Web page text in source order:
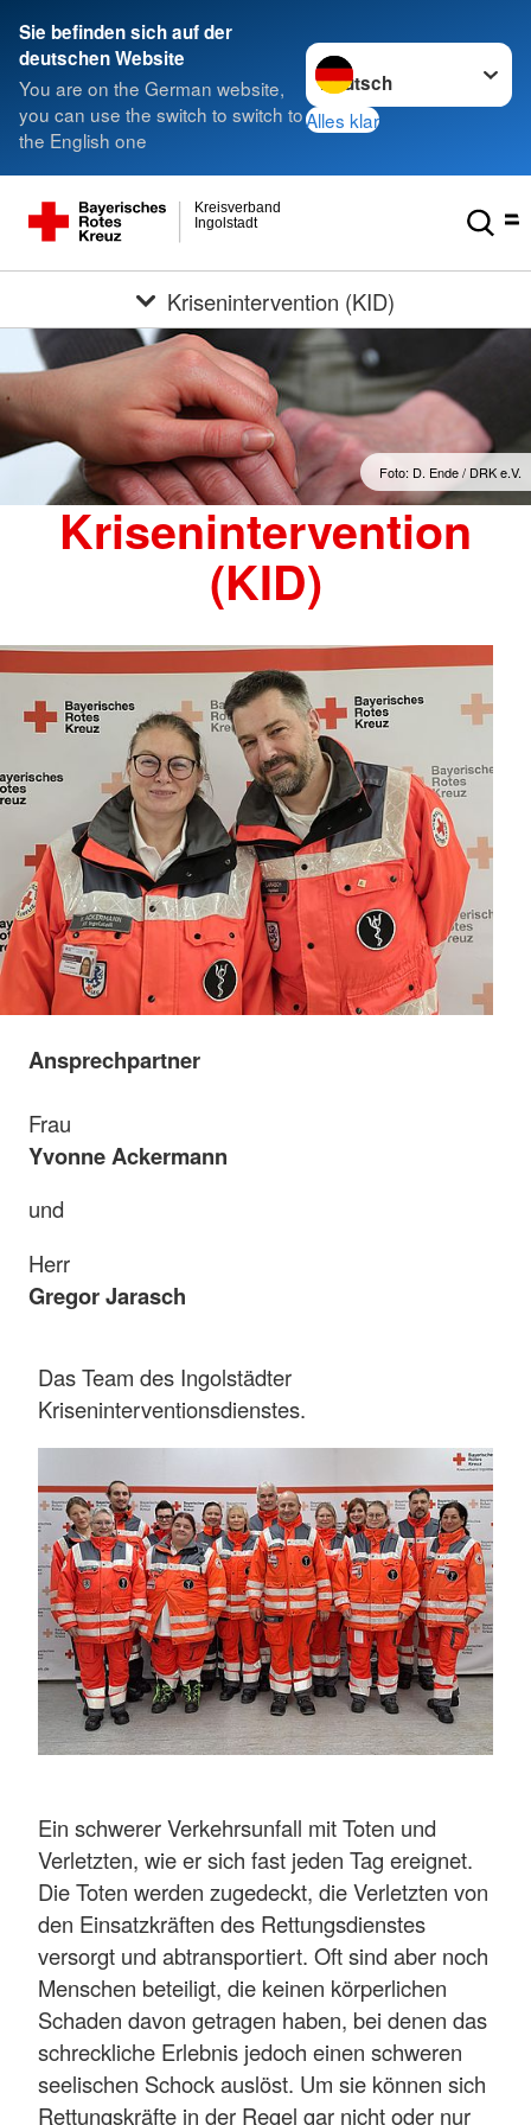
Sie befinden sich auf der
deutschen Website
You are on the German website,
you can use the switch to switch to
the English one
Sprache wechseln zu
Alles klar
Ingolstadt
Kreisverband
Krisenintervention (KID)
Foto: D. Ende / DRK e.V.
Krisenintervention
(KID)
Ansprechpartner
Frau
Yvonne Ackermann
und
Herr
Gregor Jarasch
Das Team des Ingolstädter
Kriseninterventionsdienstes.
Ein schwerer Verkehrsunfall mit Toten und
Verletzten, wie er sich fast jeden Tag ereignet.
Die Toten werden zugedeckt, die Verletzten von
den Einsatzkräften des Rettungsdienstes
versorgt und abtransportiert. Oft sind aber noch
Menschen beteiligt, die keinen körperlichen
Schaden davon getragen haben, bei denen das
schreckliche Erlebnis jedoch einen schweren
seelischen Schock auslöst. Um sie können sich
Rettungskräfte in der Regel gar nicht oder nur